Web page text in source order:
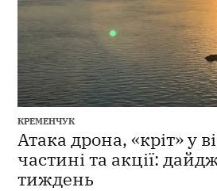
КРЕМЕНЧУК
Атака дрона, «кріт» у
частині та акції:
тиждень